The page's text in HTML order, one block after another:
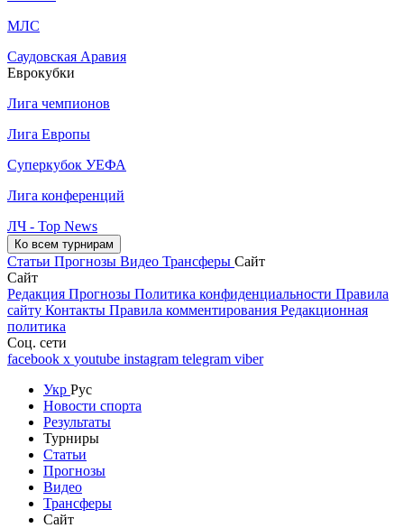
МЛС
Саудовская Аравия
Еврокубки
Лига чемпионов
Лига Европы
Суперкубок УЕФА
Лига конференций
ЛЧ - Top News
Ко всем турнирам
Статьи Прогнозы Видео Трансферы Сайт
Сайт
Редакция Прогнозы Политика конфиденциальности Правила
сайту Контакты Правила комментирования Редакционная
политика
Соц. сети
facebook x youtube instagram telegram viber
Укр Рус
Новости спорта
Результаты
Турниры
Статьи
Прогнозы
Видео
Трансферы
Сайт